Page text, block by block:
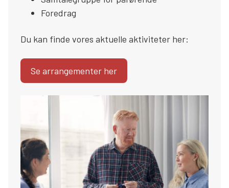
Foredrag
Du kan finde vores aktuelle aktiviteter her:
Se arrangementer her